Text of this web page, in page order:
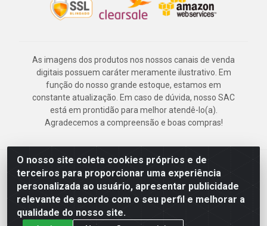
O nosso site coleta cookies próprios e de
terceiros para proporcionar uma experiência
personalizada ao usuário, apresentar publicidade
relevante de acordo com o seu perfil e melhorar a
qualidade do nosso site.
As imagens dos produtos nos nossos canais de venda
digitais possuem caráter meramente ilustrativo. Em
função do nosso grande estoque, estamos em
constante atualização. Em caso de dúvida, nosso SAC
está em prontidão para melhor atendê-lo(a).
Agradecemos a compreensão e boas compras!
Deskontão Atacado - Av. Marechal Mascarenhas de Morais, 2471 -
Imbiribeira - Recife/PE - CEP 51.150-001 - CNPJ 24.150.377/0003-
57